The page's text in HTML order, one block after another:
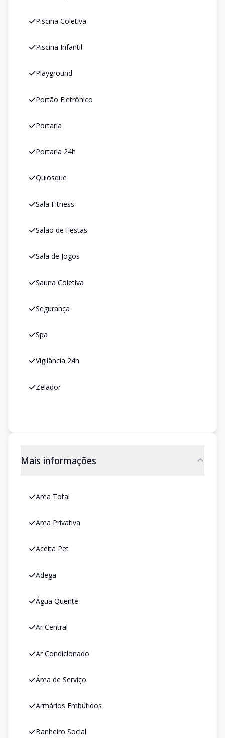
Piscina Coletiva
Piscina Infantil
Playground
Portão Eletrônico
Portaria
Portaria 24h
Quiosque
Sala Fitness
Salão de Festas
Sala de Jogos
Sauna Coletiva
Segurança
Spa
Vigilância 24h
Zelador
Mais informações
Area Total
Area Privativa
Aceita Pet
Adega
Água Quente
Ar Central
Ar Condicionado
Área de Serviço
Armários Embutidos
Banheiro Social